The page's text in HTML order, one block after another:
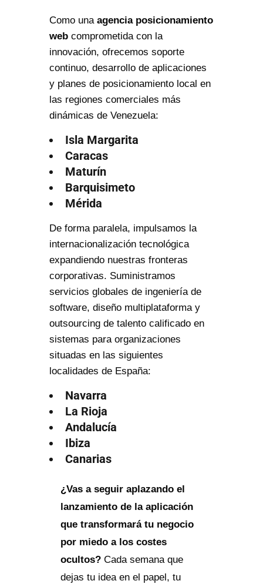
Como una agencia posicionamiento
web comprometida con la
innovación, ofrecemos soporte
continuo, desarrollo de aplicaciones
y planes de posicionamiento local en
las regiones comerciales más
dinámicas de Venezuela:
Isla Margarita
Caracas
Maturín
Barquisimeto
Mérida
De forma paralela, impulsamos la
internacionalización tecnológica
expandiendo nuestras fronteras
corporativas. Suministramos
servicios globales de ingeniería de
software, diseño multiplataforma y
outsourcing de talento calificado en
sistemas para organizaciones
situadas en las siguientes
localidades de España:
Navarra
La Rioja
Andalucía
Ibiza
Canarias
¿Vas a seguir aplazando el
lanzamiento de la aplicación
que transformará tu negocio
por miedo a los costes
ocultos? Cada semana que
dejas tu idea en el papel, tu